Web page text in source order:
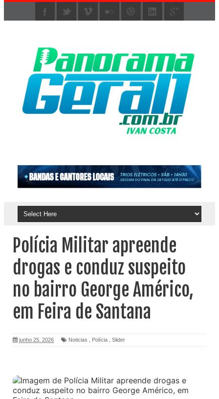
Polícia Militar apreende
drogas e conduz suspeito
no bairro George Américo,
em Feira de Santana
junho 25, 2026 Noticias Polícia Slider